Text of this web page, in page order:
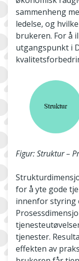
sammenheng
ledelse, og
brukeren. For å
utgangspunkt i
Figur: Struktur –
for å yte gode
innenfor styring
tjenester.
effekten av